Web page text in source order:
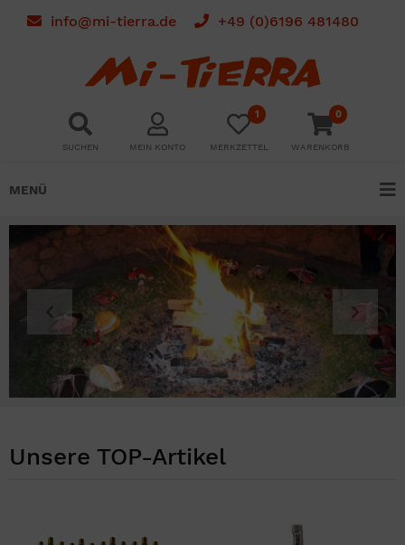
info@mi-tierra.de +49 (0)6196 481480
SUCHEN MEIN KONTO
1
MERKZETTEL
0
WARENKORB
MENÜ
Unsere TOP-Artikel